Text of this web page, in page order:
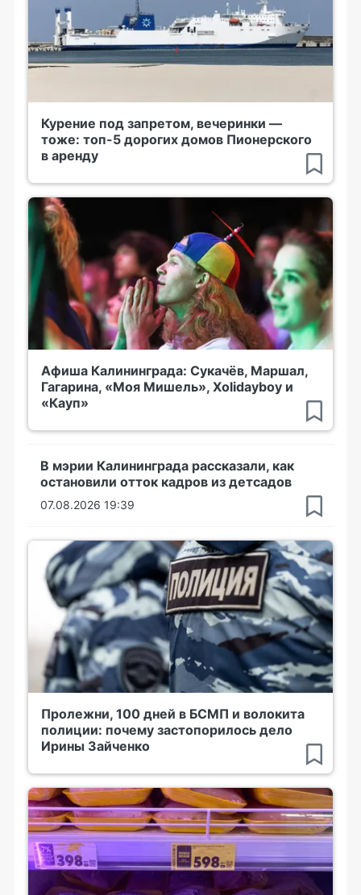
Курение под запретом, вечеринки —
тоже: топ-5 дорогих домов Пионерского
в аренду
Афиша Калининграда: Сукачёв, Маршал,
Гагарина, «Моя Мишель», Xolidayboy и
«Кауп»
В мэрии Калининграда рассказали, как
остановили отток кадров из детсадов
07.08.2026 19:39
Пролежни, 100 дней в БСМП и волокита
полиции: почему застопорилось дело
Ирины Зайченко